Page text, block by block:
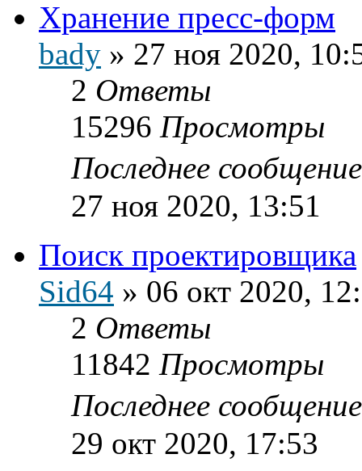
Хранение пресс-форм
bady » 27 ноя 2020,
2 Ответы
15296 Просмотры
Последнее
27 ноя 2020, 13:51
Поиск проектировщика
Sid64 » 06 окт 2020,
2 Ответы
11842 Просмотры
Последнее
29 окт 2020, 17:53